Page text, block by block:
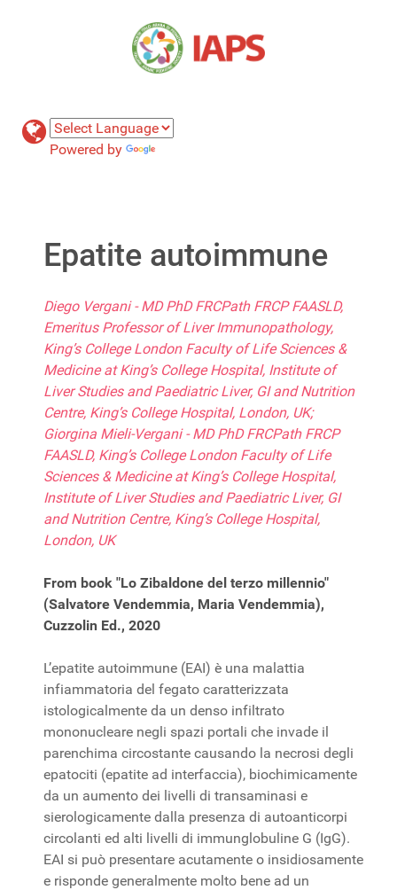
Powered by
Epatite autoimmune
Diego Vergani - MD PhD FRCPath FRCP FAASLD,
Emeritus Professor of Liver Immunopathology,
King’s College London Faculty of Life Sciences &
Medicine at King’s College Hospital, Institute of
Liver Studies and Paediatric Liver, GI and Nutrition
Centre, King’s College Hospital, London, UK;
Giorgina Mieli-Vergani - MD PhD FRCPath FRCP
FAASLD, King’s College London Faculty of Life
Sciences & Medicine at King’s College Hospital,
Institute of Liver Studies and Paediatric Liver, GI
and Nutrition Centre, King’s College Hospital,
London, UK
From book "Lo Zibaldone del terzo millennio"
(Salvatore Vendemmia, Maria Vendemmia),
Cuzzolin Ed., 2020
L’epatite autoimmune (EAI) è una malattia
infiammatoria del fegato caratterizzata
istologicalmente da un denso infiltrato
mononucleare negli spazi portali che invade il
parenchima circostante causando la necrosi degli
epatociti (epatite ad interfaccia), biochimicamente
da un aumento dei livelli di transaminasi e
sierologicamente dalla presenza di autoanticorpi
circolanti ed alti livelli di immunglobuline G (IgG).
EAI si può presentare acutamente o insidiosamente
e risponde generalmente molto bene ad un